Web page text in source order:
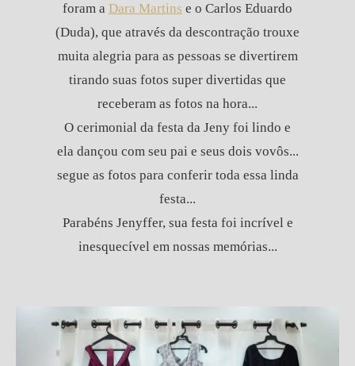
foram a Dara Martins e o Carlos Eduardo
(Duda), que através da descontração trouxe
muita alegria para as pessoas se divertirem
tirando suas fotos super divertidas que
receberam as fotos na hora...
O cerimonial da festa da Jeny foi lindo e
ela dançou com seu pai e seus dois vovôs...
segue as fotos para conferir toda essa linda
festa...
Parabéns Jenyffer, sua festa foi incrível e
inesquecível em nossas memórias...